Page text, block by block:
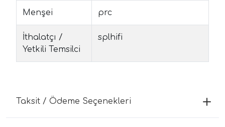
Menşei prc
İthalatçı /
Yetkili Temsilci
splhifi
Taksit / Ödeme Seçenekleri